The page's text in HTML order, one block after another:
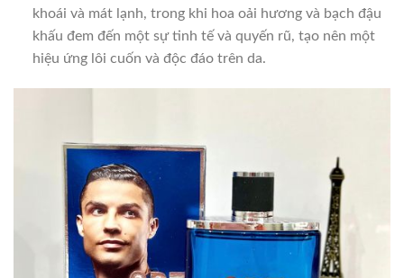
khoái và mát lạnh, trong khi hoa oải hương và bạch đậu
khấu đem đến một sự tinh tế và quyến rũ, tạo nên một
hiệu ứng lôi cuốn và độc đáo trên da.